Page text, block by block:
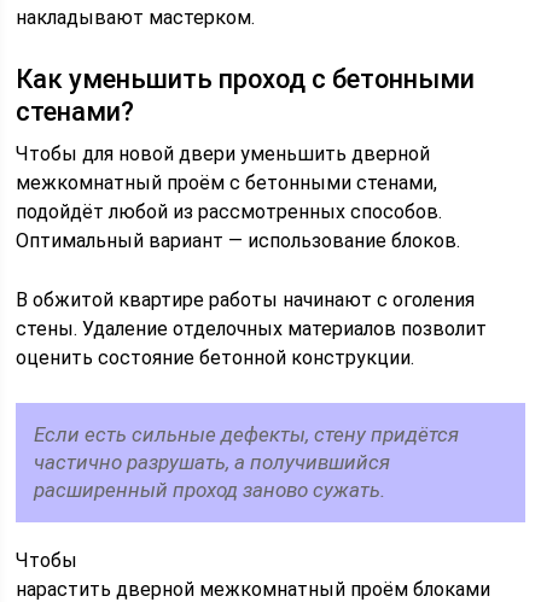
накладывают мастерком.
Как уменьшить проход с бетонными
стенами?
Чтобы для новой двери уменьшить дверной
межкомнатный проём с бетонными стенами,
подойдёт любой из рассмотренных способов.
Оптимальный вариант — использование блоков.
В обжитой квартире работы начинают с оголения
стены. Удаление отделочных материалов позволит
оценить состояние бетонной конструкции.
Если есть сильные дефекты, стену придётся
частично разрушать, а получившийся
расширенный проход заново сужать.
Чтобы
нарастить дверной межкомнатный проём блоками